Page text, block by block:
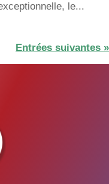
le...
Entrées suivantes »